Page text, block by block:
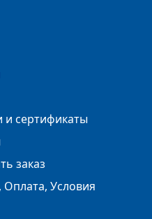
и сертификаты
заказ
Оплата, Условия